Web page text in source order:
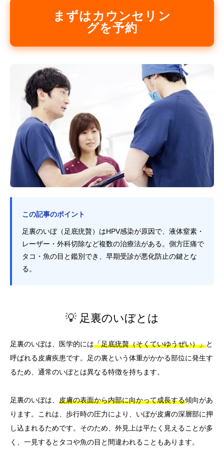
まずはカウンセリン
グを予約
この記事のポイント
足裏のいぼ（足底疣贅）はHPV感染が原因で、液体窒素・
レーザー・外科切除など複数の治療法がある。側方圧痛で
タコ・魚の目と鑑別でき、早期受診が悪化防止の鍵とな
る。
💡 足裏のいぼとは
足裏のいぼは、医学的には「足底疣贅（そくていゆうぜい）」と
呼ばれる皮膚疾患です。足の裏という体重がかかる部位に発生す
るため、通常のいぼとは異なる特徴を持ちます。
足裏のいぼは、 皮膚の表面から内部に向かって成長する傾向があ
ります。これは、歩行時の圧力により、いぼが皮膚の深層部に押
し込まれるためです。そのため、外見上は平たく見えることが多
く、一見するとタコや魚の目と間違われることもあります。